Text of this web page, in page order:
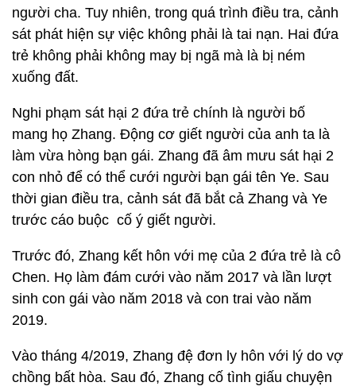
người cha. Tuy nhiên, trong quá trình điều tra, cảnh
sát phát hiện sự việc không phải là tai nạn. Hai đứa
trẻ không phải không may bị ngã mà là bị ném
xuống đất.
Nghi phạm sát hại 2 đứa trẻ chính là người bố
mang họ Zhang. Động cơ giết người của anh ta là
làm vừa hòng bạn gái. Zhang đã âm mưu sát hại 2
con nhỏ để có thể cưới người bạn gái tên Ye. Sau
thời gian điều tra, cảnh sát đã bắt cả Zhang và Ye
trước cáo buộc cố ý giết người.
Trước đó, Zhang kết hôn với mẹ của 2 đứa trẻ là cô
Chen. Họ làm đám cưới vào năm 2017 và lần lượt
sinh con gái vào năm 2018 và con trai vào năm
2019.
Vào tháng 4/2019, Zhang đệ đơn ly hôn với lý do vợ
chồng bất hòa. Sau đó, Zhang cố tình giấu chuyện